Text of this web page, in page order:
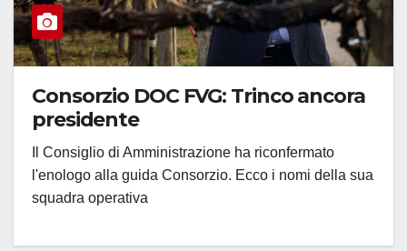
Consorzio DOC FVG: Trinco ancora
presidente
Il Consiglio di Amministrazione ha riconfermato
l'enologo alla guida Consorzio. Ecco i nomi della sua
squadra operativa